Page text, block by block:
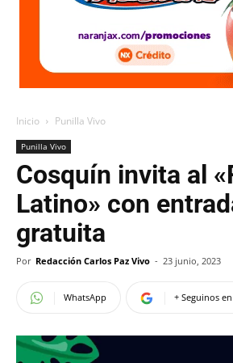
Inicio Punilla Vivo
Punilla Vivo
Cosquín invita al
Latino» con
gratuita
Por Redacción Carlos Paz Vivo - 23 junio, 2023
WhatsApp + Seguinos